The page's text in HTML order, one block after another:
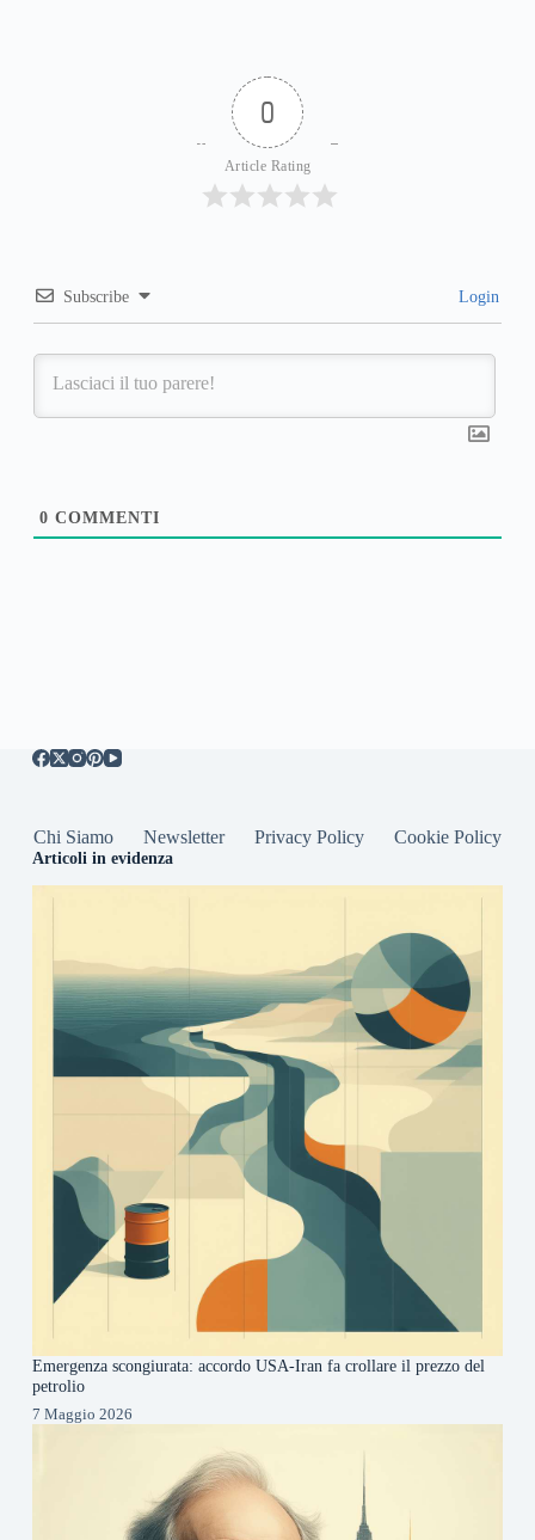
0
Article Rating
Subscribe Login
0 COMMENTI
Chi Siamo Newsletter Privacy Policy Cookie Policy
Articoli in evidenza
Emergenza scongiurata: accordo USA-Iran fa crollare il prezzo del
petrolio
7 Maggio 2026